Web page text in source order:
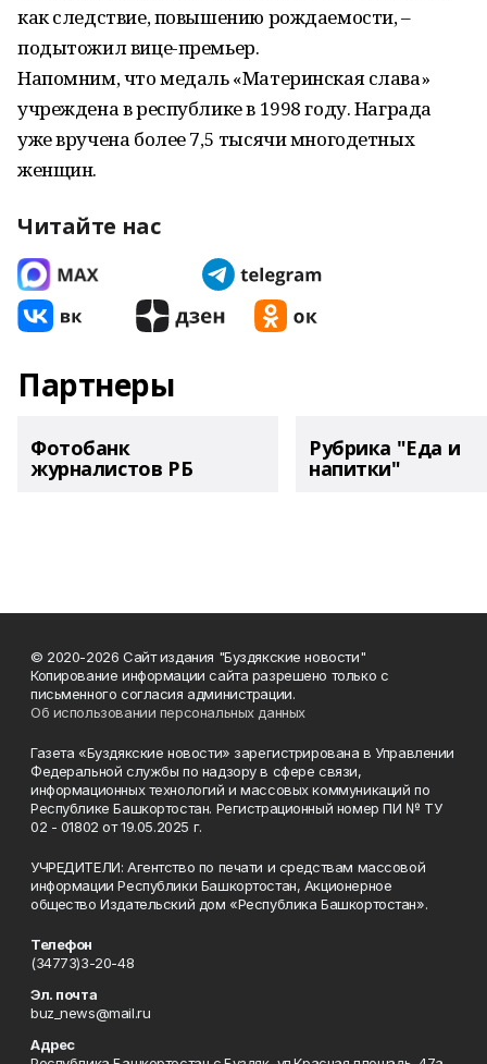
как следствие, повышению рождаемости, –
подытожил вице-премьер.
Напомним, что медаль «Материнская слава»
учреждена в республике в 1998 году. Награда
уже вручена более 7,5 тысячи многодетных
женщин.
Читайте нас
Партнеры
Фотобанк
журналистов РБ
Рубрика "Еда и
напитки"
© 2020-2026 Сайт издания "Буздякские новости"
Копирование информации сайта разрешено только с
письменного согласия администрации.
Об использовании персональных данных
Газета «Буздякские новости» зарегистрирована в Управлении
Федеральной службы по надзору в сфере связи,
информационных технологий и массовых коммуникаций по
Республике Башкортостан. Регистрационный номер ПИ № ТУ
02 - 01802 от 19.05.2025 г.
УЧРЕДИТЕЛИ: Агентство по печати и средствам массовой
информации Республики Башкортостан, Акционерное
общество Издательский дом «Республика Башкортостан».
Телефон
(34773)3-20-48
Эл. почта
buz_news@mail.ru
Адрес